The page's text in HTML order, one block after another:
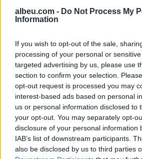
albeu.com - Do Not Process My
Information
If you wish to opt-out of the sale,
processing of your personal or
targeted advertising by us, please use
section to confirm your selection.
opt-out request is processed you may
interest-based ads based on personal
us or personal information disclosed to
your opt-out. You may separately opt-
disclosure of your personal information
IAB’s list of downstream participants.
also be disclosed by us to third parties
treguar se shumë shpejt
do të…
Shtuarmë28.10.2022 09:29
Tags:
anxhela dhe arbri ,
foto